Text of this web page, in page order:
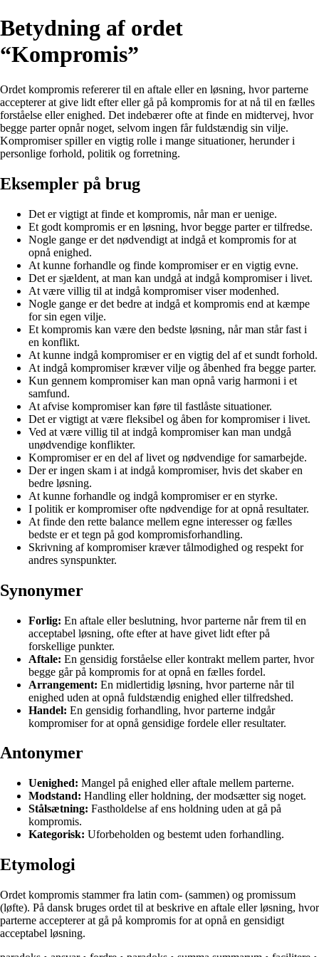
Betydning af ordet
“Kompromis”
Ordet kompromis refererer til en aftale eller en løsning, hvor parterne
accepterer at give lidt efter eller gå på kompromis for at nå til en fælles
forståelse eller enighed. Det indebærer ofte at finde en midtervej, hvor
begge parter opnår noget, selvom ingen får fuldstændig sin vilje.
Kompromiser spiller en vigtig rolle i mange situationer, herunder i
personlige forhold, politik og forretning.
Eksempler på brug
Det er vigtigt at finde et kompromis, når man er uenige.
Et godt kompromis er en løsning, hvor begge parter er tilfredse.
Nogle gange er det nødvendigt at indgå et kompromis for at
opnå enighed.
At kunne forhandle og finde kompromiser er en vigtig evne.
Det er sjældent, at man kan undgå at indgå kompromiser i livet.
At være villig til at indgå kompromiser viser modenhed.
Nogle gange er det bedre at indgå et kompromis end at kæmpe
for sin egen vilje.
Et kompromis kan være den bedste løsning, når man står fast i
en konflikt.
At kunne indgå kompromiser er en vigtig del af et sundt forhold.
At indgå kompromiser kræver vilje og åbenhed fra begge parter.
Kun gennem kompromiser kan man opnå varig harmoni i et
samfund.
At afvise kompromiser kan føre til fastlåste situationer.
Det er vigtigt at være fleksibel og åben for kompromiser i livet.
Ved at være villig til at indgå kompromiser kan man undgå
unødvendige konflikter.
Kompromiser er en del af livet og nødvendige for samarbejde.
Der er ingen skam i at indgå kompromiser, hvis det skaber en
bedre løsning.
At kunne forhandle og indgå kompromiser er en styrke.
I politik er kompromiser ofte nødvendige for at opnå resultater.
At finde den rette balance mellem egne interesser og fælles
bedste er et tegn på god kompromisforhandling.
Skrivning af kompromiser kræver tålmodighed og respekt for
andres synspunkter.
Synonymer
Forlig: En aftale eller beslutning, hvor parterne når frem til en
acceptabel løsning, ofte efter at have givet lidt efter på
forskellige punkter.
Aftale: En gensidig forståelse eller kontrakt mellem parter, hvor
begge går på kompromis for at opnå en fælles fordel.
Arrangement: En midlertidig løsning, hvor parterne når til
enighed uden at opnå fuldstændig enighed eller tilfredshed.
Handel: En gensidig forhandling, hvor parterne indgår
kompromiser for at opnå gensidige fordele eller resultater.
Antonymer
Uenighed: Mangel på enighed eller aftale mellem parterne.
Modstand: Handling eller holdning, der modsætter sig noget.
Stålsætning: Fastholdelse af ens holdning uden at gå på
kompromis.
Kategorisk: Uforbeholden og bestemt uden forhandling.
Etymologi
Ordet kompromis stammer fra latin com- (sammen) og promissum
(løfte). På dansk bruges ordet til at beskrive en aftale eller løsning, hvor
parterne accepterer at gå på kompromis for at opnå en gensidigt
acceptabel løsning.